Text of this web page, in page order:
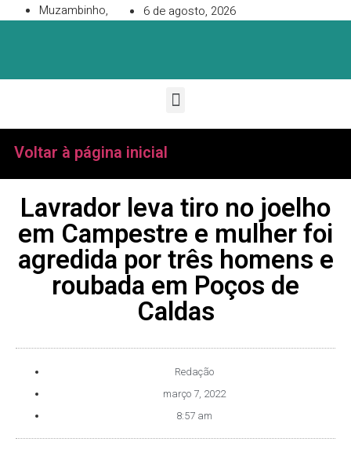
Muzambinho, 6 de agosto, 2026
Voltar à página inicial
Lavrador leva tiro no joelho
em Campestre e mulher foi
agredida por três homens e
roubada em Poços de
Caldas
Redação
março 7, 2022
8:57 am